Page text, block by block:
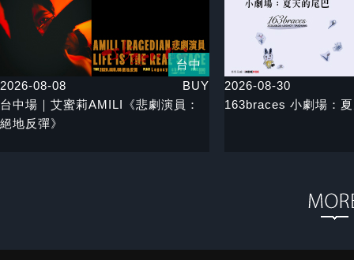
台中
2026-08-08
BUY
台中場｜艾蜜莉AMILI《悲劇演員：
絕地反彈》
2026-08-30
163braces 小劇場：